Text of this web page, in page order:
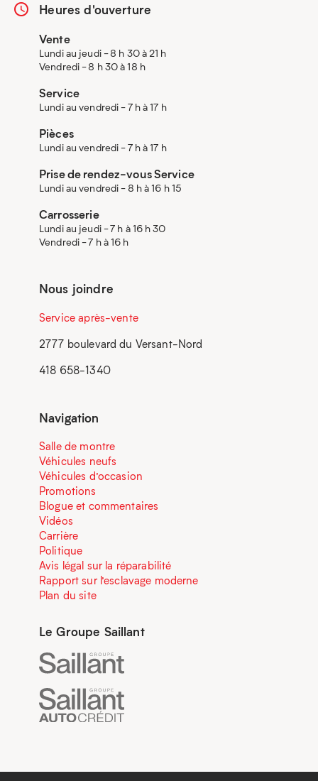
Heures d'ouverture
Vente
Lundi au jeudi - 8 h 30 à 21 h
Vendredi - 8 h 30 à 18 h
Service
Lundi au vendredi - 7 h à 17 h
Pièces
Lundi au vendredi - 7 h à 17 h
Prise de rendez-vous Service
Lundi au vendredi - 8 h à 16 h 15
Carrosserie
Lundi au jeudi - 7 h à 16 h 30
Vendredi - 7 h à 16 h
Nous joindre
Service après-vente
2777 boulevard du Versant-Nord
418 658-1340
Navigation
Salle de montre
Véhicules neufs
Véhicules d’occasion
Promotions
Blogue et commentaires
Vidéos
Carrière
Politique
Avis légal sur la réparabilité
Rapport sur l’esclavage moderne
Plan du site
Le Groupe Saillant